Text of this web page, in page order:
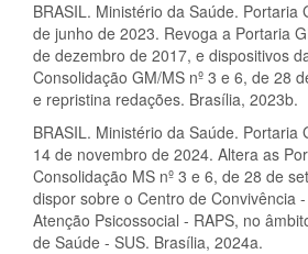
BRASIL. Ministério da Saúde. Portaria
de junho de 2023. Revoga a Portaria
de dezembro de 2017, e dispositivos
Consolidação GM/MS nº 3 e 6, de 28
e repristina redações. Brasília, 2023b.
BRASIL. Ministério da Saúde. Portaria
14 de novembro de 2024. Altera as
Consolidação MS nº 3 e 6, de 28 de
dispor sobre o Centro de Convivência
Atenção Psicossocial - RAPS, no
de Saúde - SUS. Brasília, 2024a.